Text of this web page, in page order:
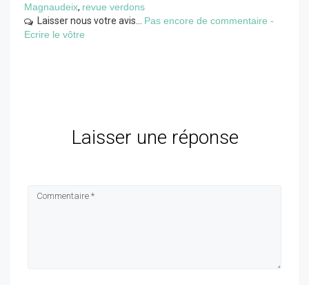
Magnaudeix, revue verdons
Laisser nous votre avis... Pas encore de commentaire -
Ecrire le vôtre
Laisser une réponse